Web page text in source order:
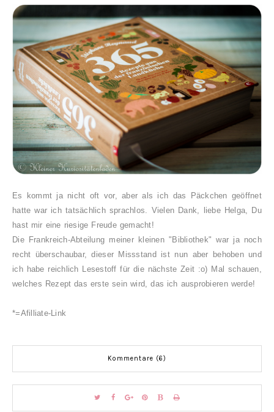
Es kommt ja nicht oft vor, aber als ich das Päckchen geöffnet
hatte war ich tatsächlich sprachlos. Vielen Dank, liebe Helga, Du
hast mir eine riesige Freude gemacht!
Die Frankreich-Abteilung meiner kleinen "Bibliothek" war ja noch
recht überschaubar, dieser Missstand ist nun aber behoben und
ich habe reichlich Lesestoff für die nächste Zeit :o) Mal schauen,
welches Rezept das erste sein wird, das ich ausprobieren werde!
*=Afilliate-Link
Kommentare (6)